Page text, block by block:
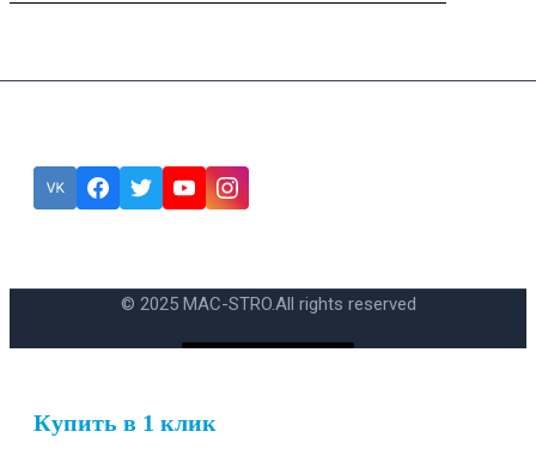
© 2025 MAC-STRO.All rights reserved
Купить в 1 клик